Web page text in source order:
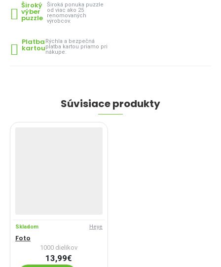
Široký
výber
puzzle
Široká ponuka puzzle
od viac ako 25
renomovaných
výrobcov.
Platba
kartou
Rýchla a bezpečná
platba kartou priamo pri
nákupe.
Súvisiace produkty
Skladom Heye
Foto
1000 dielikov
13,99€